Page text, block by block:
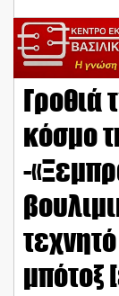
Γροθιά
κόσμο
-
μπότοξ